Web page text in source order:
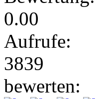
0.00
Aufrufe:
3839
bewerten: